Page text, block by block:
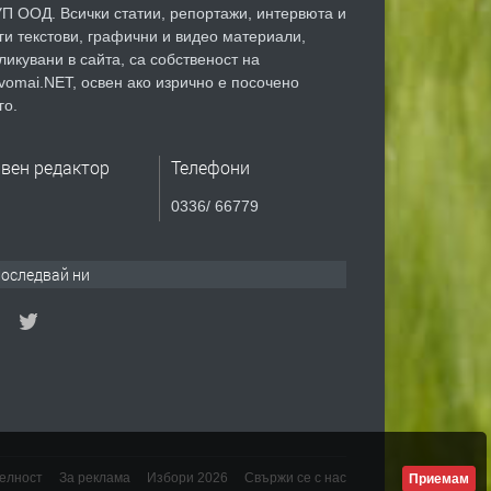
ООД. Всички статии, репортажи, интервюта и
текстови, графични и видео материали,
в сайта, са собственост на
освен ако изрично е посочено
редактор Телефони
0336/ 66779
ни
За реклама Избори 2026 Свържи се с нас Приемам